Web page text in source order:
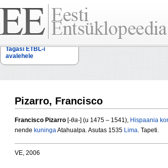
Tagasi ETBL-i
avalehele
Pizarro, Francisco
Francisco Pizarro [-θa-] (u 1475 – 1541), Hispaania
nende kuningaAtahualpa. Asutas 1535 Lima. Tapeti.
VE, 2006